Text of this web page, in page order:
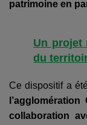
patrimoine en
Un projet
du
Ce dispositif a
collaboration